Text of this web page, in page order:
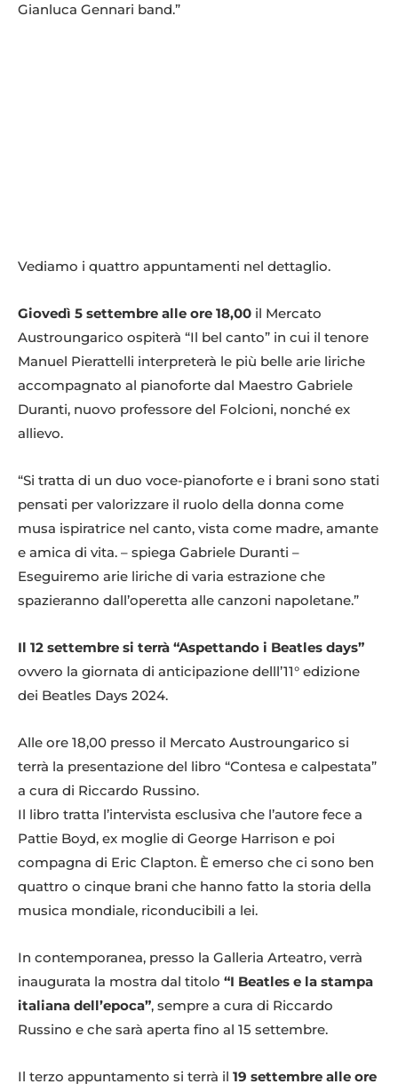
Gianluca Gennari band.”
Vediamo i quattro appuntamenti nel dettaglio.
Giovedì 5 settembre alle ore 18,00 il Mercato
Austroungarico ospiterà “Il bel canto” in cui il tenore
Manuel Pierattelli interpreterà le più belle arie liriche
accompagnato al pianoforte dal Maestro Gabriele
Duranti, nuovo professore del Folcioni, nonché ex
allievo.
“Si tratta di un duo voce-pianoforte e i brani sono stati
pensati per valorizzare il ruolo della donna come
musa ispiratrice nel canto, vista come madre, amante
e amica di vita. – spiega Gabriele Duranti –
Eseguiremo arie liriche di varia estrazione che
spazieranno dall’operetta alle canzoni napoletane.”
Il 12 settembre si terrà “Aspettando i Beatles days”
ovvero la giornata di anticipazione delll’11° edizione
dei Beatles Days 2024.
Alle ore 18,00 presso il Mercato Austroungarico si
terrà la presentazione del libro “Contesa e calpestata”
a cura di Riccardo Russino.
Il libro tratta l’intervista esclusiva che l’autore fece a
Pattie Boyd, ex moglie di George Harrison e poi
compagna di Eric Clapton. È emerso che ci sono ben
quattro o cinque brani che hanno fatto la storia della
musica mondiale, riconducibili a lei.
In contemporanea, presso la Galleria Arteatro, verrà
inaugurata la mostra dal titolo “I Beatles e la stampa
italiana dell’epoca”, sempre a cura di Riccardo
Russino e che sarà aperta fino al 15 settembre.
Il terzo appuntamento si terrà il 19 settembre alle ore